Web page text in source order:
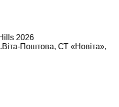
2026
Поштова, СТ «Новіта»,